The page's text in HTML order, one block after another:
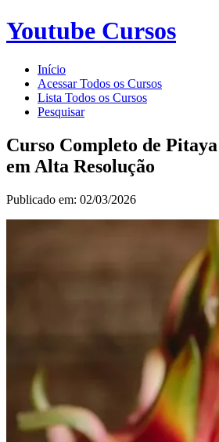
Youtube Cursos
Início
Acessar Todos os Cursos
Lista Todos os Cursos
Pesquisar
Curso Completo de
em Alta Resolução
Publicado em: 02/03/2026